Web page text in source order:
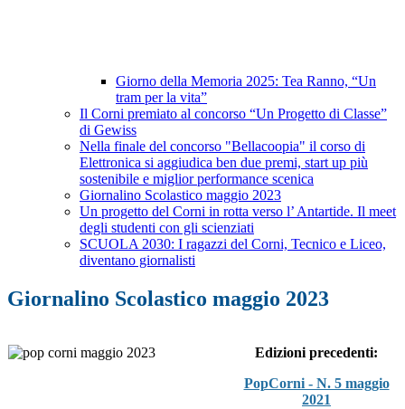
Giorno della Memoria 2025: Tea Ranno, “Un
tram per la vita”
Il Corni premiato al concorso “Un Progetto di Classe”
di Gewiss
Nella finale del concorso "Bellacoopia" il corso di
Elettronica si aggiudica ben due premi, start up più
sostenibile e miglior performance scenica
Giornalino Scolastico maggio 2023
Un progetto del Corni in rotta verso l’ Antartide. Il meet
degli studenti con gli scienziati
SCUOLA 2030: I ragazzi del Corni, Tecnico e Liceo,
diventano giornalisti
Giornalino Scolastico maggio 2023
Edizioni precedenti:
PopCorni - N. 5 maggio
2021